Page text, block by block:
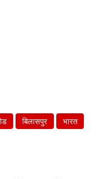
बिलासपुर
भारत